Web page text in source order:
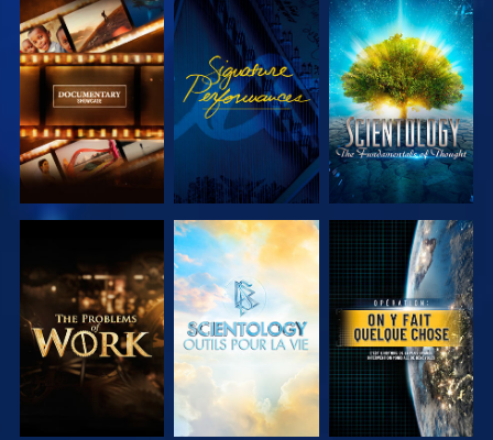
DÉCOUVRIR
LES SÉRIES
REGARDER
DÉCOUVRIR
LES SÉRIES
DÉCOUVRIR
LES SÉRIES
DÉCOUVRIR
LES SÉRIES
REGARDER